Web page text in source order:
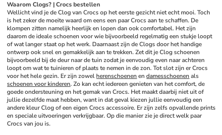
Waarom Clogs? | Crocs bestellen
Wellicht vind je de Clog van Crocs op het eerste gezicht niet echt mooi. Toch
is het zeker de moeite waard om eens een paar Crocs aan te schaffen. De
klompen zitten namelijk heerlijk en lopen dan ook comfortabel. Het zijn
daarom de ideale schoenen voor wie bijvoorbeeld regelmatig een stukje loopt
of wat langer staat op het werk. Daarnaast zijn de Clogs door het handige
ontwerp ook snel en gemakkelijk aan te trekken. Zet dit je Clog schoenen
bijvoorbeeld bij de deur naar de tuin zodat je eenvoudig even naar achteren
loopt om wat te tuinieren of plaats te nemen in de zon. Tot slot zijn er Crocs
voor het hele gezin. Er zijn zowel herenschoenen en damesschoenen
schoenen voor kinderen. Zo kan echt iedereen genieten van het comfort, de
goede ondersteuning en het gemak van Crocs. Het maakt daarbij niet uit of
jullie dezelfde maat hebben, want in dat geval kiezen jullie eenvoudig een
andere kleur Clog of een eigen Crocs accessoire. Er zijn zelfs opvallende prints
en speciale uitvoeringen verkrijgbaar. Op die manier zie je direct welk paar
Crocs van jou is.